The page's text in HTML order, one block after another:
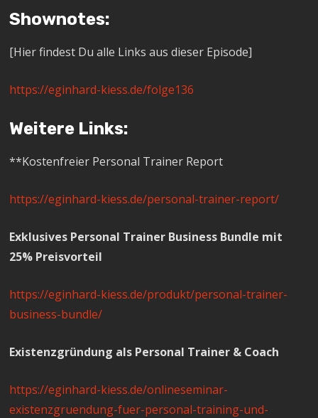
Shownotes:
[Hier findest Du alle Links aus dieser Episode]
https://eginhard-kiess.de/folge136
Weitere Links:
**Kostenfreier Personal Trainer Report
https://eginhard-kiess.de/personal-trainer-report/
Exklusives Personal Trainer Business Bundle mit
25% Preisvorteil
https://eginhard-kiess.de/produkt/personal-trainer-
business-bundle/
Existenzgründung als Personal Trainer & Coach
https://eginhard-kiess.de/onlineseminar-
existenzgruendung-fuer-personal-training-und-